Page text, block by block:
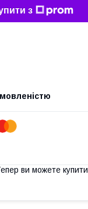
з
ви можете купити